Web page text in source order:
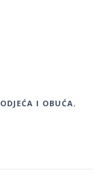
ODJEĆA I OBUĆA,